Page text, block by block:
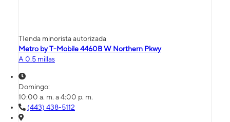
TIenda minorista autorizada
Metro by T-Mobile 4460B W Northern Pkwy
A 0.5 millas
Domingo:
10:00 a. m. a 4:00 p. m.
(443) 438-5112